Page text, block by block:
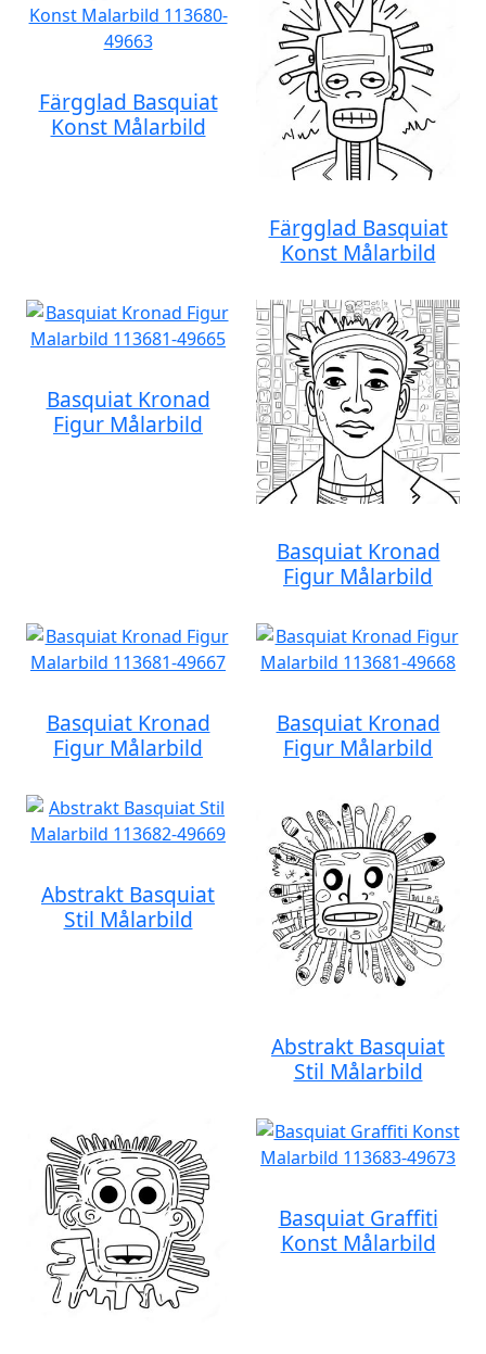
Färgglad Basquiat
Konst Målarbild
Färgglad Basquiat
Konst Målarbild
Basquiat Kronad
Figur Målarbild
Basquiat Kronad
Figur Målarbild
Basquiat Kronad
Figur Målarbild
Basquiat Kronad
Figur Målarbild
Abstrakt Basquiat
Stil Målarbild
Abstrakt Basquiat
Stil Målarbild
Basquiat Graffiti
Konst Målarbild